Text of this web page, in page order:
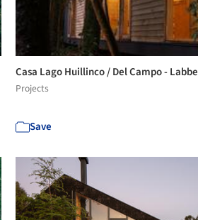
Casa Lago Huillinco / Del Campo - Labbe
Projects
Save